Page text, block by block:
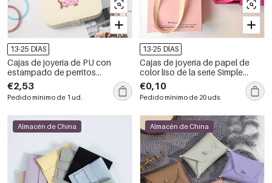
13-25 DÍAS
Cajas de joyería de PU con
estampado de perritos
salchicha y lunares, de la serie
romántica.
€2,53
Pedido mínimo de 1 ud.
13-25 DÍAS
Cajas de joyería de papel de
color liso de la serie Simple
Letter Daily Letter
€0,10
Pedido mínimo de 20 uds.
Almacén de China Almacén de China